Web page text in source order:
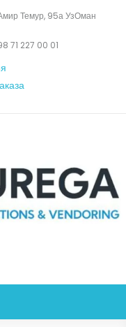
Темур, 95а УзОман
71 227 00 01